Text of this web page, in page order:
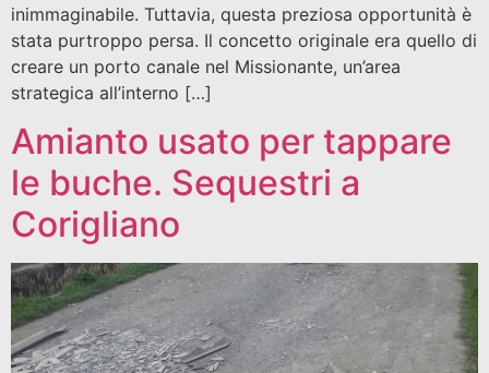
inimmaginabile. Tuttavia, questa preziosa opportunità è
stata purtroppo persa. Il concetto originale era quello di
creare un porto canale nel Missionante, un’area
strategica all’interno […]
Amianto usato per tappare
le buche. Sequestri a
Corigliano